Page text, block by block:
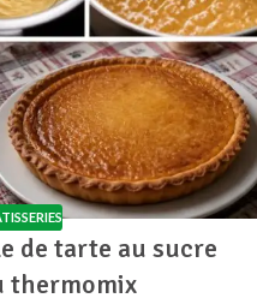
de tarte au sucre
thermomix